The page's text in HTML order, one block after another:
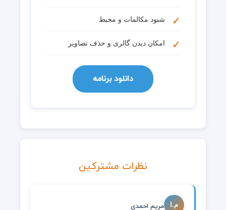
شنود مکالمات و محیط
امکان دیدن گالری و حذف تصاویر
دانلود برنامه
نظرات مشترکین
م.ا مریم احمدی